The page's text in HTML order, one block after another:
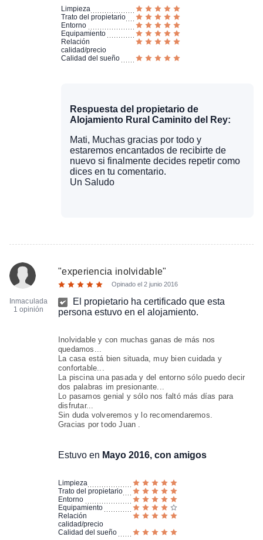
Limpieza
Trato del propietario
Entorno
Equipamiento
Relación
calidad/precio
Calidad del sueño
Respuesta del propietario de
Alojamiento Rural Caminito del Rey:
Mati, Muchas gracias por todo y
estaremos encantados de recibirte de
nuevo si finalmente decides repetir como
dices en tu comentario.
Un Saludo
Inmaculada
1 opinión
"experiencia inolvidable"
Opinado el 2 junio 2016
El propietario ha certificado que esta
persona estuvo en el alojamiento.
Inolvidable y con muchas ganas de más nos
quedamos...
La casa está bien situada, muy bien cuidada y
confortable...
La piscina una pasada y del entorno sólo puedo decir
dos palabras im presionante...
Lo pasamos genial y sólo nos faltó más días para
disfrutar...
Sin duda volveremos y lo recomendaremos.
Gracias por todo Juan .
Estuvo en Mayo 2016, con amigos
Limpieza
Trato del propietario
Entorno
Equipamiento
Relación
calidad/precio
Calidad del sueño